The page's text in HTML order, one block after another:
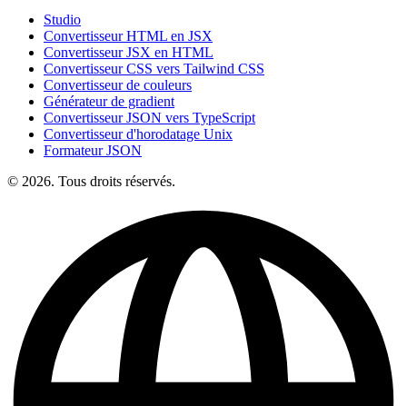
Studio
Convertisseur HTML en JSX
Convertisseur JSX en HTML
Convertisseur CSS vers Tailwind CSS
Convertisseur de couleurs
Générateur de gradient
Convertisseur JSON vers TypeScript
Convertisseur d'horodatage Unix
Formateur JSON
© 2026. Tous droits réservés.